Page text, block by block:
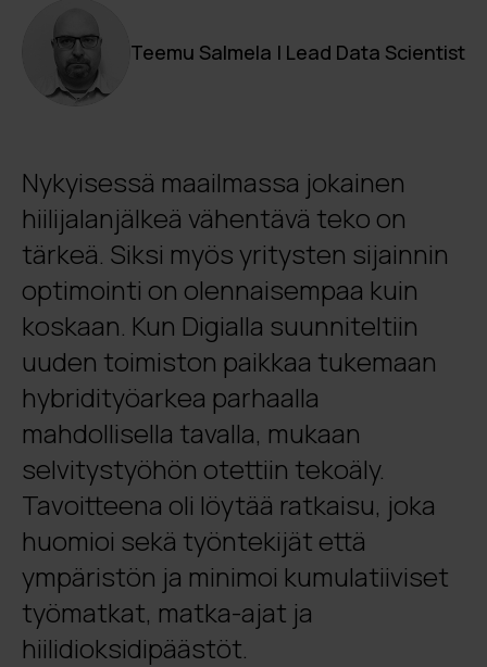
Teemu Salmela | Lead Data Scientist
Nykyisessä maailmassa jokainen
hiilijalanjälkeä vähentävä teko on
tärkeä. Siksi myös yritysten sijainnin
optimointi on olennaisempaa kuin
koskaan. Kun Digialla suunniteltiin
uuden toimiston paikkaa tukemaan
hybridityöarkea parhaalla
mahdollisella tavalla, mukaan
selvitystyöhön otettiin tekoäly.
Tavoitteena oli löytää ratkaisu, joka
huomioi sekä työntekijät että
ympäristön ja minimoi kumulatiiviset
työmatkat, matka-ajat ja
hiilidioksidipäästöt.